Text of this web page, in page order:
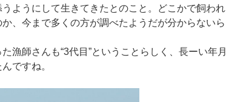
ようにして生きてきたとのこと。どこかで飼われ
、今まで多くの方が調べたようだが分からないら
漁師さんも“3代目”ということらしく、長ーい年月
ですね。